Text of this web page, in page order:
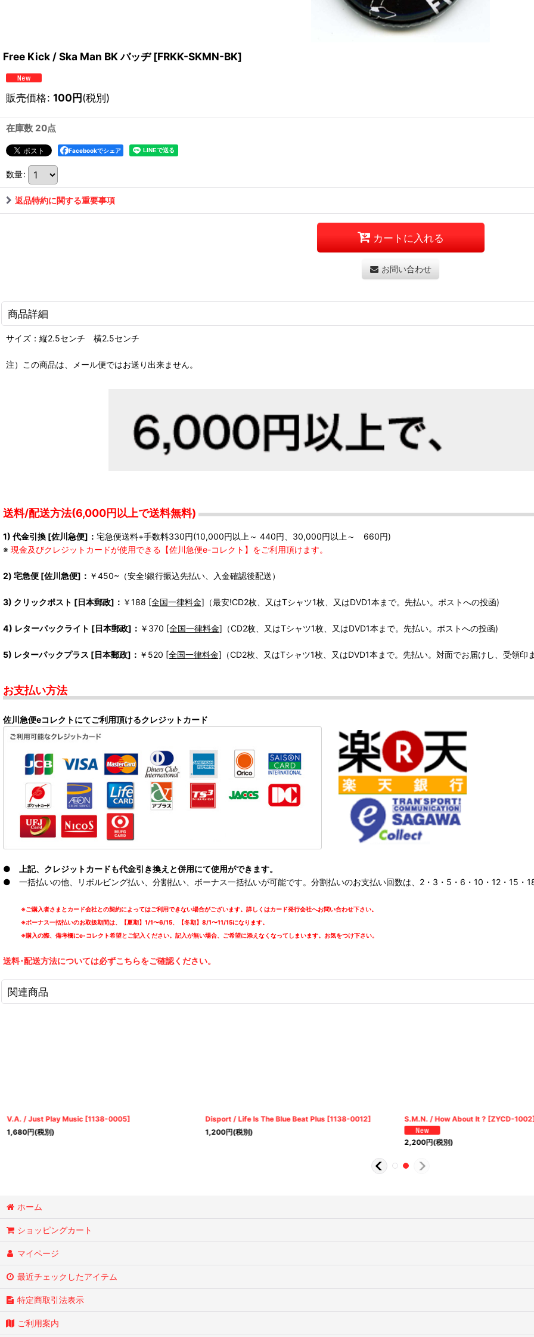
Free Kick / Ska Man BK バッヂ [FRKK-SKMN-BK]
販売価格: 100円(税別)
在庫数 20点
Facebookでシェア
数量:
返品特約に関する重要事項
カートに入れる
お問い合わせ
商品詳細
サイズ：縦2.5センチ 横2.5センチ
注）この商品は、メール便ではお送り出来ません。
送料/配送方法(6,000円以上で送料無料)
1) 代金引換 [佐川急便]： 宅急便送料+手数料330円(10,000円以上～ 440円、30,000円以上～ 660円)
※ 現金及びクレジットカードが使用できる【佐川急便e-コレクト】をご利用頂けます。
2) 宅急便 [佐川急便]： ￥450~（安全!銀行振込先払い、入金確認後配送）
3) クリックポスト [日本郵政]： ￥188 [全国一律料金] （最安!CD2枚、又はTシャツ1枚、又はDVD1本まで。先払い。ポストへの投函)
4) レターパックライト [日本郵政]： ￥370 [全国一律料金] （CD2枚、又はTシャツ1枚、又はDVD1本まで。先払い。ポストへの投函)
5) レターパックプラス [日本郵政]： ￥520 [全国一律料金] （CD2枚、又はTシャツ1枚、又はDVD1本まで。先払い。対面でお届けし、受領印
お支払い方法
佐川急便eコレクトにてご利用頂けるクレジットカード
● 上記、クレジットカードも代金引き換えと併用にて使用ができます。
● 一括払いの他、リボルビング払い、分割払い、ボーナス一括払いが可能です。分割払いのお支払い回数は、2・3・5・6・10・12・15・
※ご購入者さまとカード会社との契約によってはご利用できない場合がございます。詳しくはカード発行会社へお問い合わせ下さい。
※ボーナス一括払いのお取扱期間は、【夏期】1/1〜6/15、【冬期】8/1〜11/15になります。
※購入の際、備考欄にe-コレクト希望とご記入ください。記入が無い場合、ご希望に添えなくなってしまいます。お気をつけ下さい。
送料･配送方法については必ずこちらをご確認ください。
関連商品
V.A. / Just Play Music [1138-0005]
1,680円(税別)
Disport / Life Is The Blue Beat Plus [1138-0012]
1,200円(税別)
S.M.N. / How About It ? [ZYCD-1002]
2,200円(税別)
ホーム
ショッピングカート
マイページ
最近チェックしたアイテム
特定商取引法表示
ご利用案内